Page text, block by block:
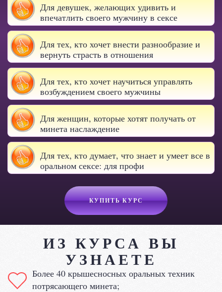
Для девушек, желающих удивить и
впечатлить своего мужчину в сексе
Для тех, кто хочет внести разнообразие и
вернуть страсть в отношения
Для тех, кто хочет научиться управлять
возбуждением своего мужчины
Для женщин, которые хотят получать от
минета наслаждение
Для тех, кто думает, что знает и умеет все в
оральном сексе: для профи
КУПИТЬ КУРС
ИЗ КУРСА ВЫ
УЗНАЕТЕ
Более 40 крышесносных оральных техник
потрясающего минета;